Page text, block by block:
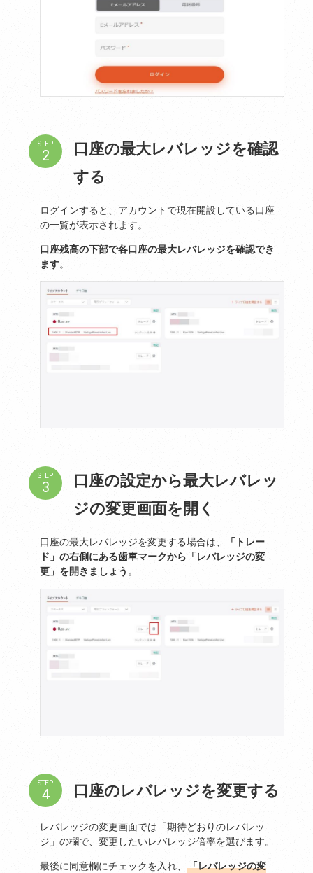
STEP
口座の最大レバレッジを確認
する
ログインすると、アカウントで現在開設している口座
の一覧が表示されます。
口座残高の下部で各口座の最大レバレッジを確認でき
ます。
STEP
口座の設定から最大レバレッ
ジの変更画面を開く
口座の最大レバレッジを変更する場合は、
「トレー
ド」の右側にある歯車マークから「レバレッジの変
更」を開きましょう 。
STEP 口座のレバレッジを変更する
レバレッジの変更画面では「期待どおりのレバレッ
ジ」の欄で、変更したいレバレッジ倍率を選びます。
最後に同意欄にチェックを入れ、「レバレッジの変